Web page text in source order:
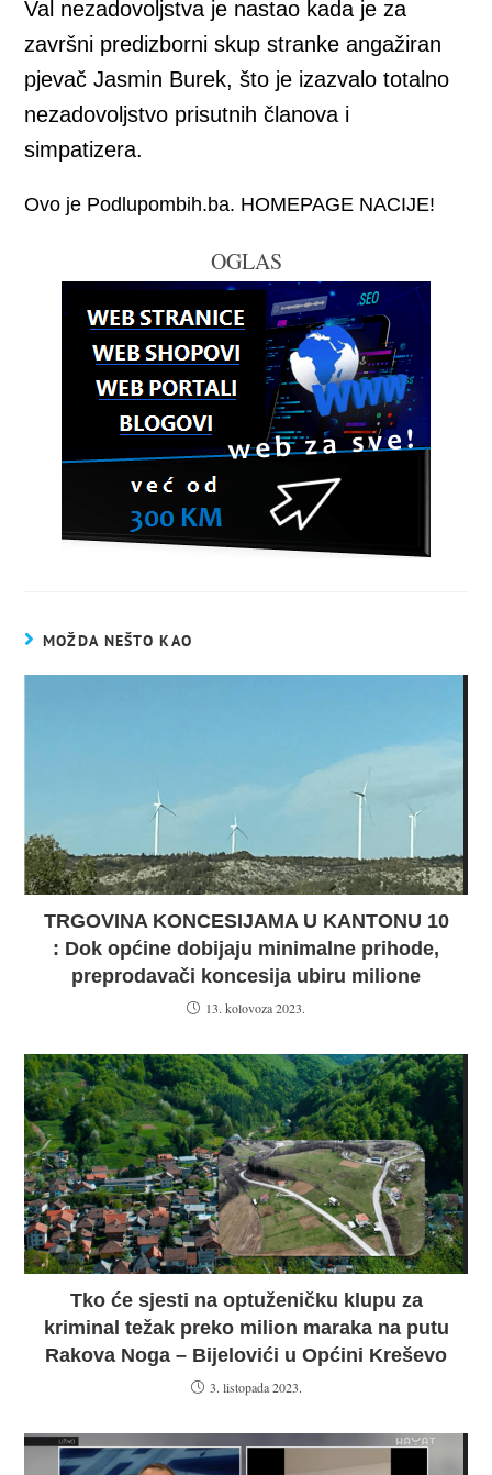
Val nezadovoljstva je nastao kada je za
završni predizborni skup stranke angažiran
pjevač Jasmin Burek, što je izazvalo totalno
nezadovoljstvo prisutnih članova i
simpatizera.
Ovo je Podlupombih.ba. HOMEPAGE NACIJE!
OGLAS
MOŽDA NEŠTO KAO
TRGOVINA KONCESIJAMA U KANTONU 10
: Dok općine dobijaju minimalne prihode,
preprodavači koncesija ubiru milione
13. kolovoza 2023.
Tko će sjesti na optuženičku klupu za
kriminal težak preko milion maraka na putu
Rakova Noga – Bijelovići u Općini Kreševo
3. listopada 2023.